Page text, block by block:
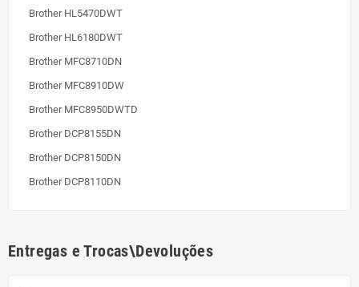
Brother HL5470DWT
Brother HL6180DWT
Brother MFC8710DN
Brother MFC8910DW
Brother MFC8950DWTD
Brother DCP8155DN
Brother DCP8150DN
Brother DCP8110DN
Entregas e Trocas\Devoluções